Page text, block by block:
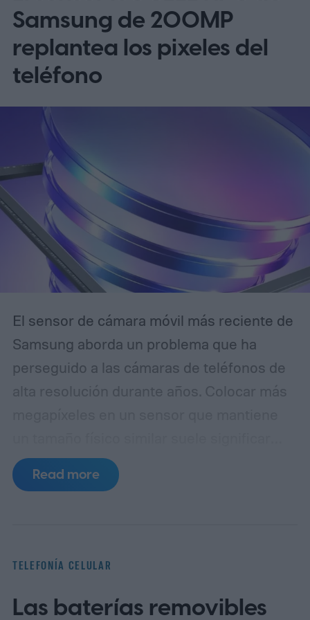
omite EE. UU. y Europa por ahora
Samsung de 200MP
replantea los pixeles del
teléfono
El sensor de cámara móvil más reciente de
Samsung aborda un problema que ha
perseguido a las cámaras de teléfonos de
alta resolución durante años. Colocar más
reducir cada píxel, lo que limita la cantidad
de luz que puede capturar. El ISOCELL
una estructura de píxeles rediseñada,
ese problema. Samsung afirma que el
Read more
TELEFONÍA CELULAR
Las baterías removibles